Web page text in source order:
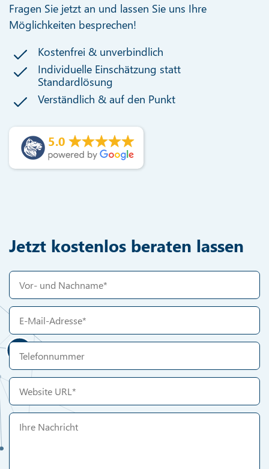
Fragen Sie jetzt an und lassen Sie uns Ihre
Möglichkeiten besprechen!
Kostenfrei & unverbindlich
Individuelle Einschätzung statt
Standardlösung
Verständlich & auf den Punkt
5.0
Jetzt kostenlos beraten lassen